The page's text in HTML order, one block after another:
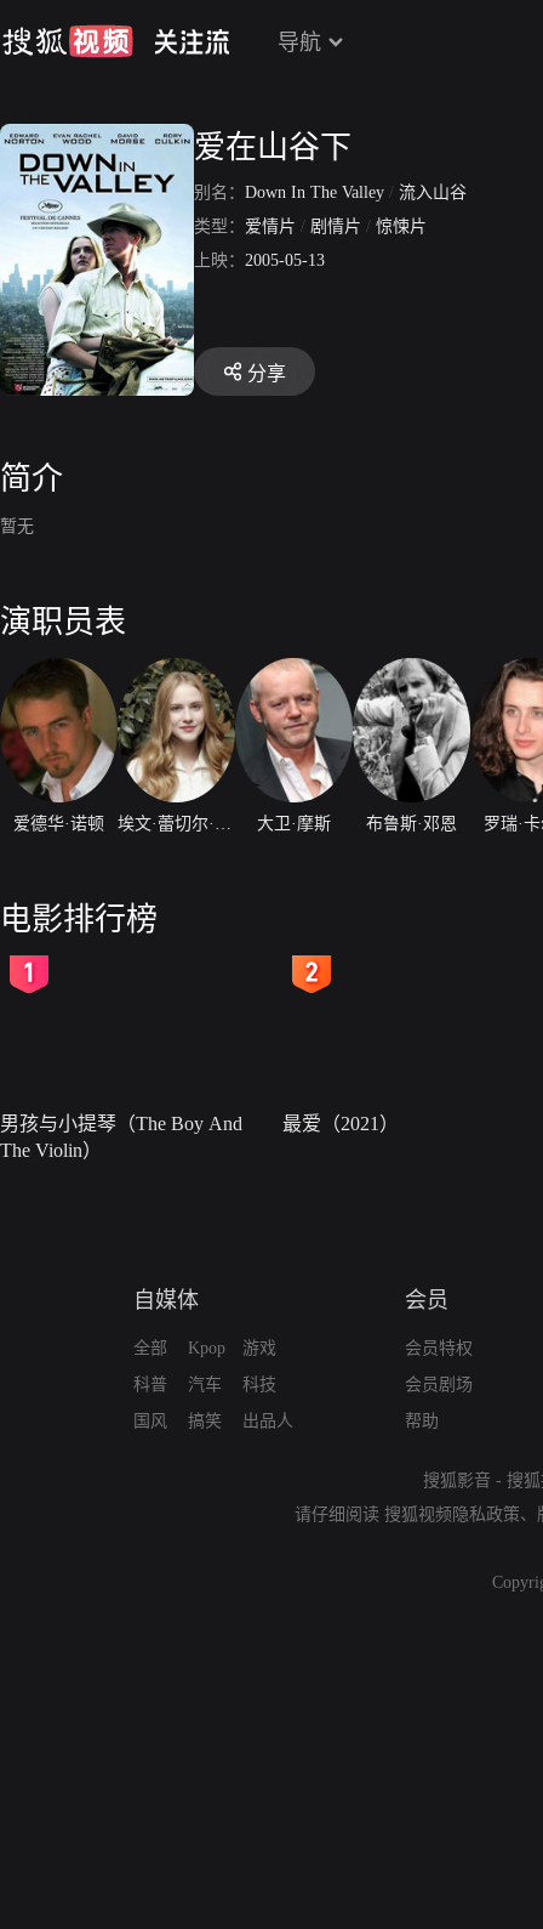
导航
爱在山谷下
别名： Down In The Valley / 流入山谷
类型： 爱情片 / 剧情片 / 惊悚片
上映： 2005-05-13
分享
简介
暂无
演职员表
爱德华·诺顿 大卫·摩斯 布鲁斯·邓恩 罗瑞·
电影排行榜
男孩与小提琴（The Boy And
The Violin）
最爱（2021）
自媒体
全部
科普
国风
Kpop
汽车
搞笑
游戏
科技
出品人
会员
会员特权
会员剧场
帮助
搜狐影音 - 搜
请仔细阅读 搜狐视频隐私政策、